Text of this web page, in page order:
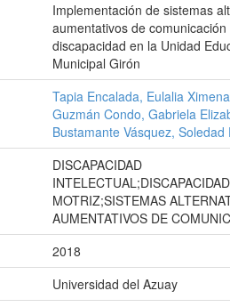
Implementación de sistemas
aumentativos de
discapacidad en la Unidad
Municipal Girón
Tapia Encalada, Eulalia Ximena
Guzmán Condo, Gabriela
Bustamante Vásquez, Soledad
DISCAPACIDAD
INTELECTUAL;DISCAPACIDAD
MOTRIZ;SISTEMAS
AUMENTATIVOS DE
2018
Universidad del Azuay